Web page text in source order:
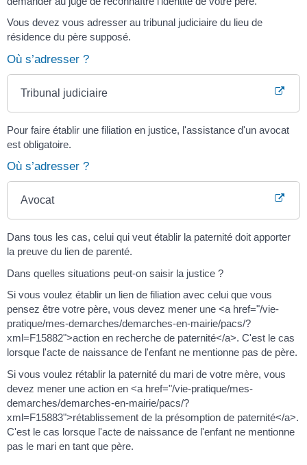
Vous devez vous adresser au tribunal judiciaire du lieu de
résidence du père supposé.
Où s’adresser ?
Tribunal judiciaire
Pour faire établir une filiation en justice, l'assistance d'un avocat
est obligatoire.
Où s’adresser ?
Avocat
Dans tous les cas, celui qui veut établir la paternité doit apporter
la preuve du lien de parenté.
Dans quelles situations peut-on saisir la justice ?
Si vous voulez établir un lien de filiation avec celui que vous
pensez être votre père, vous devez mener une <a href="/vie-
pratique/mes-demarches/demarches-en-mairie/pacs/?
xml=F15882">action en recherche de paternité</a>. C'est le cas
lorsque l'acte de naissance de l'enfant ne mentionne pas de père.
Si vous voulez rétablir la paternité du mari de votre mère, vous
devez mener une action en <a href="/vie-pratique/mes-
demarches/demarches-en-mairie/pacs/?
xml=F15883">rétablissement de la présomption de paternité</a>.
C'est le cas lorsque l'acte de naissance de l'enfant ne mentionne
pas le mari en tant que père.